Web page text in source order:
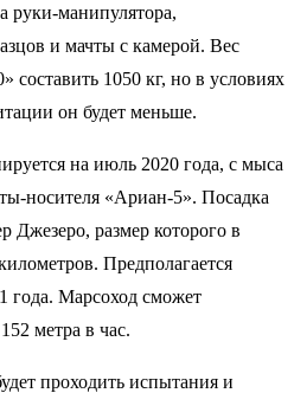
руки-манипулятора,
и мачты с камерой. Вес
составить 1050 кг, но в условиях
он будет меньше.
на июль 2020 года, с мыса
носителя «Ариан-5». Посадка
Джезеро, размер которого в
Предполагается
года. Марсоход сможет
метра в час.
проходить испытания и